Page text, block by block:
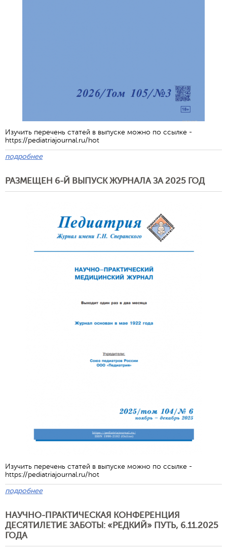
Изучить перечень статей в выпуске можно по ссылке -
https://pediatriajournal.ru/hot
подробнее
РАЗМЕЩЕН 6-Й ВЫПУСК ЖУРНАЛА ЗА 2025 ГОД
Изучить перечень статей в выпуске можно по ссылке -
https://pediatriajournal.ru/hot
подробнее
НАУЧНО-ПРАКТИЧЕСКАЯ КОНФЕРЕНЦИЯ
ДЕСЯТИЛЕТИЕ ЗАБОТЫ: «РЕДКИЙ» ПУТЬ, 6.11.2025
ГОДА
Обратная